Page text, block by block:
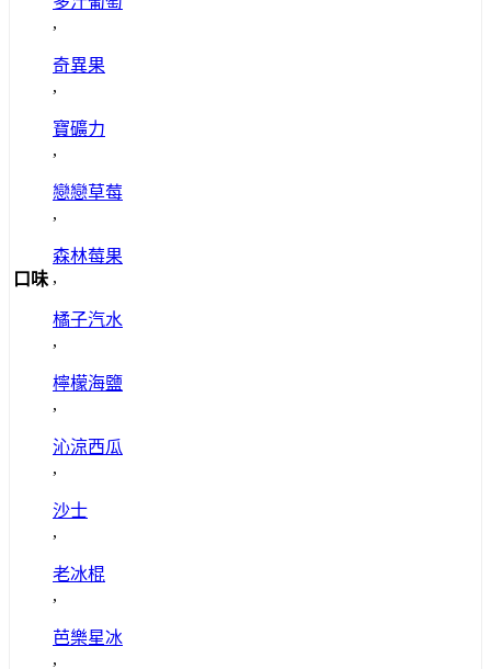
口味
,
奇異果
,
寶礦力
,
戀戀草莓
,
森林莓果
,
橘子汽水
,
檸檬海鹽
,
沁涼西瓜
,
沙士
,
老冰棍
,
芭樂星冰
,